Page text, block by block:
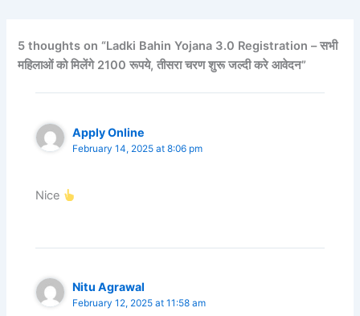
5 thoughts on “Ladki Bahin Yojana 3.0 Registration – सभी
महिलाओं को मिलेंगे 2100 रूपये, तीसरा चरण शुरू जल्दी करे आवेदन”
Apply Online
February 14, 2025 at 8:06 pm
Nice
Nitu Agrawal
February 12, 2025 at 11:58 am